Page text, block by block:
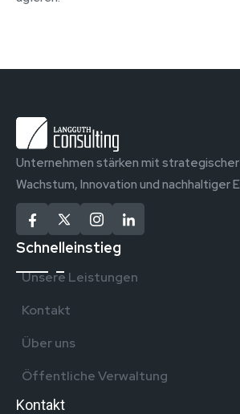
Unternehmen stärken mit
Wachstum, Innovation und nachhaltiger
Schnelleinstieg
Unsere Leistungen
Kontakt
Über uns
Öffentliche Verwaltung
Kontakt